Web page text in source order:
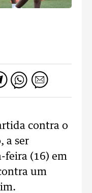
contra o
a ser
feira (16) em
um